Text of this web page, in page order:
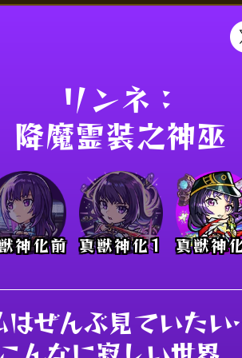
リンネ：
降魔霊装之神巫
神化前 真獣神化1 真獣神
はぜんぶ見ていた